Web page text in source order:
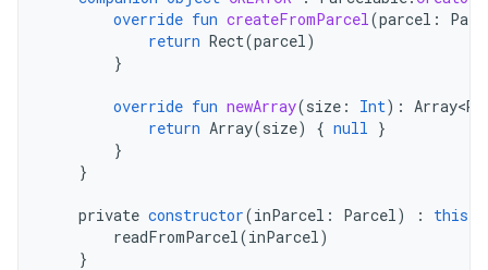
override fun createFromParcel(parcel :
return Rect(parcel)
}
override fun newArray(size : Int):
return Array(size) { null }
}
}
private constructor(inParcel : Parcel) : this
readFromParcel(inParcel)
}